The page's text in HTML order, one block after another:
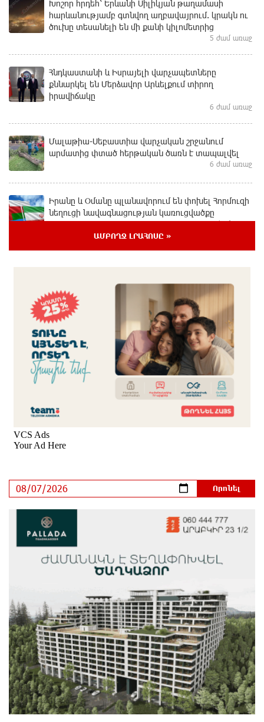
Խոշոր հրդեհ՝ Երևանի Սիլիկյան թաղամասի
հարևանությամբ գտնվող աղբավայրում. կրակն ու
ծուխը տեսանելի են մի քանի կիլոմետրից
5 ժամ առաջ
Հնդկաստանի և Իսրայելի վարչապետները
քննարկել են Մերձավոր Արևելքում տիրող
իրավիճակը
6 ժամ առաջ
Մալաթիա-Սեբաստիա վարչական շրջանում
արմատից փտած հերթական ծառն է տապալվել
6 ժամ առաջ
Իրանը և Օմանը պլանավորում են փոխել Հորմուզի
նեղուցի նավագնացության կառուցվածքը
6 ժամ առաջ
7 ժամ առաջ
Վթար Լոռու մարզում․ փրկարարները վարորդին
դուրս են բերել արգելափակումից
7 ժամ առաջ
Երևանում երթուղիների փոփոխություն կլինի
7 ժամ առաջ
Օգոստոսի 7-ին՝ Գարեգին Բ Ամենայն Հայոց
Կաթողիկոսի դատական նիստը
ՆԳՆ-ն՝ աղբակույտի տակ մնացած քաղաքացու
մահվան մասին
8 ժամ առաջ
«Համահայկական ճակատ» շարժումը
զորակցություն է հայտնում Ամենայն Հայոց
8 ժամ առաջ
Ավտովթար՝ Կոտայքի մարզում. Զովունի-Եղվարդ
ճանապարհին բախվել են «Alfa Romeo»-ն և «Opel»-
ը. կա վիրավոր
8 ժամ առաջ
Արժևորվում է Շիրակի երգիծական
բանահյուսությունը
ԱՄԲՈՂՋ ԼՐԱՀՈՍԸ »